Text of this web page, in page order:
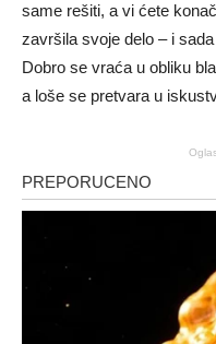
same rešiti, a vi ćete
završila svoje delo – i
Dobro se vraća u obliku
a loše se pretvara u